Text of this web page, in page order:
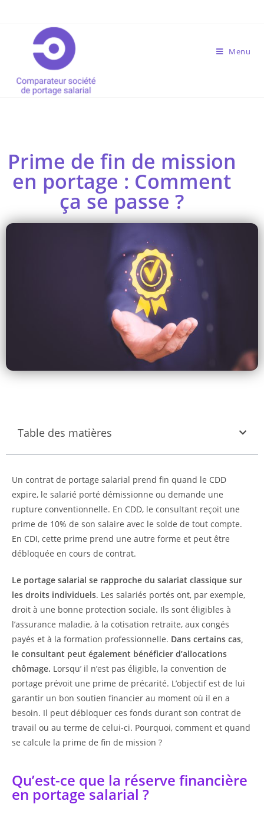
Menu
Prime de fin de mission
en portage : Comment
ça se passe ?
Table des matières
Un contrat de portage salarial prend fin quand le CDD
expire, le salarié porté démissionne ou demande une
rupture conventionnelle. En CDD, le consultant reçoit une
prime de 10% de son salaire avec le solde de tout compte.
En CDI, cette prime prend une autre forme et peut être
débloquée en cours de contrat.
Le portage salarial se rapproche du salariat classique sur
les droits individuels. Les salariés portés ont, par exemple,
droit à une bonne protection sociale. Ils sont éligibles à
l’assurance maladie, à la cotisation retraite, aux congés
payés et à la formation professionnelle. Dans certains cas,
le consultant peut également bénéficier d’allocations
chômage. Lorsqu’ il n’est pas éligible, la convention de
portage prévoit une prime de précarité. L’objectif est de lui
garantir un bon soutien financier au moment où il en a
besoin. Il peut débloquer ces fonds durant son contrat de
travail ou au terme de celui-ci. Pourquoi, comment et quand
se calcule la prime de fin de mission ?
Qu’est-ce que la réserve financière
en portage salarial ?